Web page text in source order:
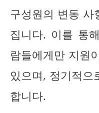
구성원의 변동 사
집니다. 이를 통
람들에게만 지원
있으며, 정기적으
합니다.